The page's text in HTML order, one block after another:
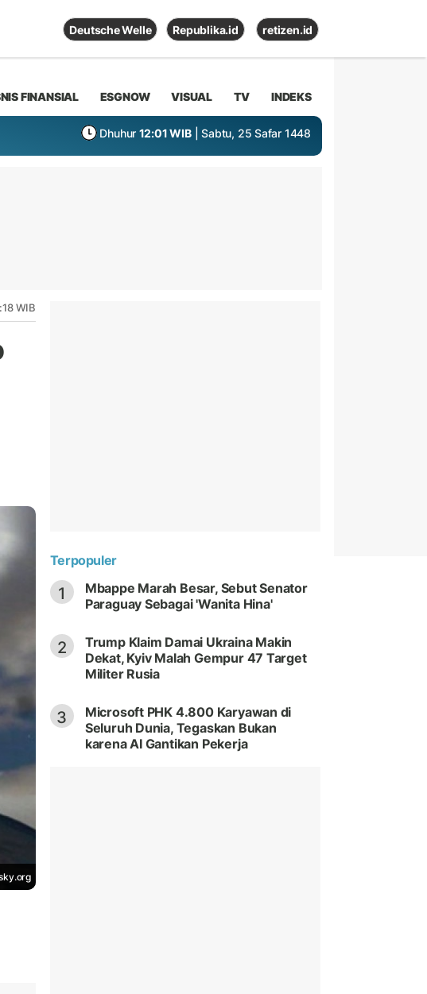
Deutsche Welle Republika.id retizen.id
FINANSIAL ESGNOW VISUAL TV INDEKS
Dhuhur 12:01 WIB | Sabtu, 25 Safar 1448
WIB
Terpopuler
1
Mbappe Marah Besar, Sebut Senator
Paraguay Sebagai 'Wanita Hina'
2
Trump Klaim Damai Ukraina Makin
Dekat, Kyiv Malah Gempur 47 Target
Militer Rusia
3
Microsoft PHK 4.800 Karyawan di
Seluruh Dunia, Tegaskan Bukan
karena AI Gantikan Pekerja